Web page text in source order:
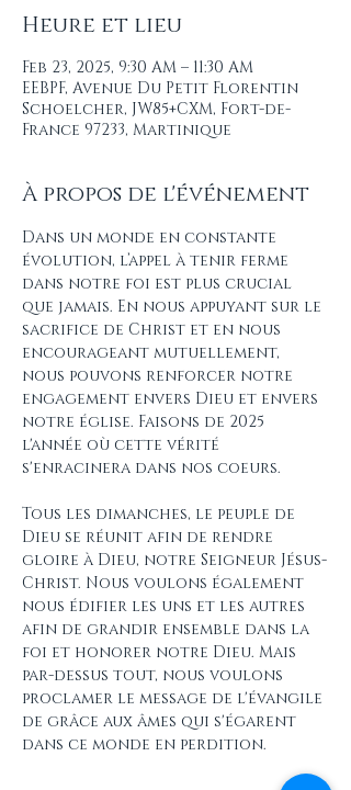
Heure et lieu
Feb 23, 2025, 9:30 AM – 11:30 AM
EEBPF, Avenue Du Petit Florentin
Schoelcher, JW85+CXM, Fort-de-
France 97233, Martinique
À propos de l'événement
Dans un monde en constante
évolution, l’appel à tenir ferme
dans notre foi est plus crucial
que jamais. En nous appuyant sur le
sacrifice de Christ et en nous
encourageant mutuellement,
nous pouvons renforcer notre
engagement envers Dieu et envers
notre église. Faisons de 2025
l'année où cette vérité
s'enracinera dans nos coeurs.
Tous les dimanches, le peuple de
Dieu se réunit afin de rendre
gloire à Dieu, notre Seigneur Jésus-
Christ. Nous voulons également
nous édifier les uns et les autres
afin de grandir ensemble dans la
foi et honorer notre Dieu. Mais
par-dessus tout, nous voulons
proclamer le message de l'évangile
de grâce aux âmes qui s'égarent
dans ce monde en perdition.